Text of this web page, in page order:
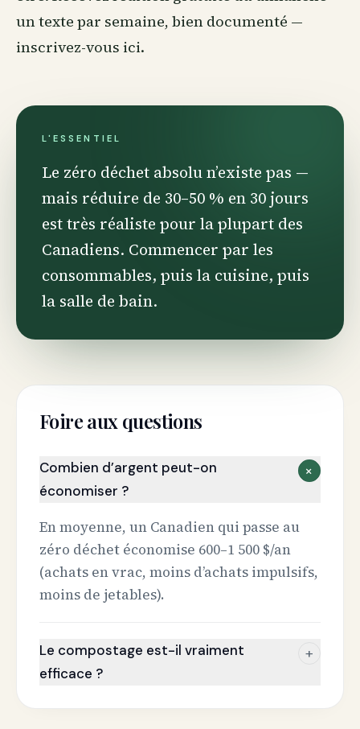
un texte par semaine, bien documenté —
inscrivez-vous ici.
L'ESSENTIEL
Le zéro déchet absolu n’existe pas —
mais réduire de 30–50 % en 30 jours
est très réaliste pour la plupart des
Canadiens. Commencer par les
consommables, puis la cuisine, puis
la salle de bain.
Foire aux questions
Combien d’argent peut-on
économiser ?
+
En moyenne, un Canadien qui passe au
zéro déchet économise 600–1 500 $/an
(achats en vrac, moins d’achats impulsifs,
moins de jetables).
Le compostage est-il vraiment
efficace ?
+